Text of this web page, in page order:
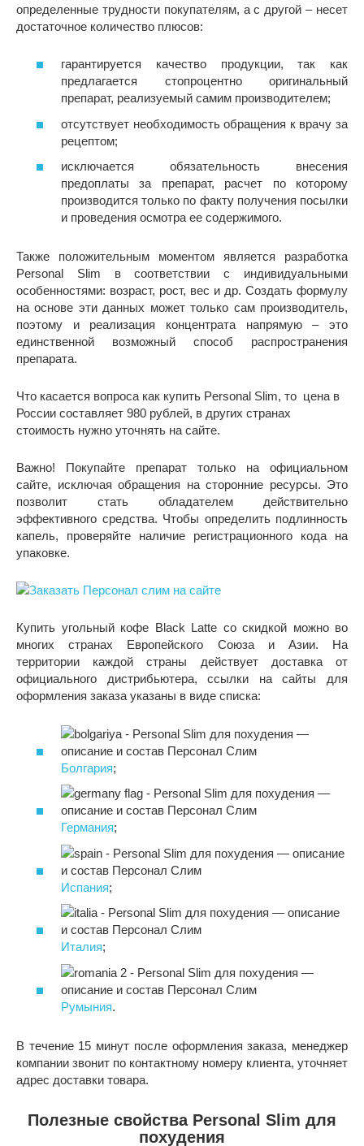
определенные трудности покупателям, а с другой – несет
достаточное количество плюсов:
гарантируется качество продукции, так как
предлагается стопроцентно оригинальный
препарат, реализуемый самим производителем;
отсутствует необходимость обращения к врачу за
рецептом;
исключается обязательность внесения
предоплаты за препарат, расчет по которому
производится только по факту получения посылки
и проведения осмотра ее содержимого.
Также положительным моментом является разработка
Personal Slim в соответствии с индивидуальными
особенностями: возраст, рост, вес и др. Создать формулу
на основе эти данных может только сам производитель,
поэтому и реализация концентрата напрямую – это
единственной возможный способ распространения
препарата.
Что касается вопроса как купить Personal Slim, то цена в
России составляет 980 рублей, в других странах
стоимость нужно уточнять на сайте.
Важно! Покупайте препарат только на официальном
сайте, исключая обращения на сторонние ресурсы. Это
позволит стать обладателем действительно
эффективного средства. Чтобы определить подлинность
капель, проверяйте наличие регистрационного кода на
упаковке.
Купить угольный кофе Black Latte со скидкой можно во
многих странах Европейского Союза и Азии. На
территории каждой страны действует доставка от
официального дистрибьютера, ссылки на сайты для
оформления заказа указаны в виде списка:
Болгария;
Германия;
Испания;
Италия;
Румыния.
В течение 15 минут после оформления заказа, менеджер
компании звонит по контактному номеру клиента, уточняет
адрес доставки товара.
Полезные свойства Personal Slim для
похудения